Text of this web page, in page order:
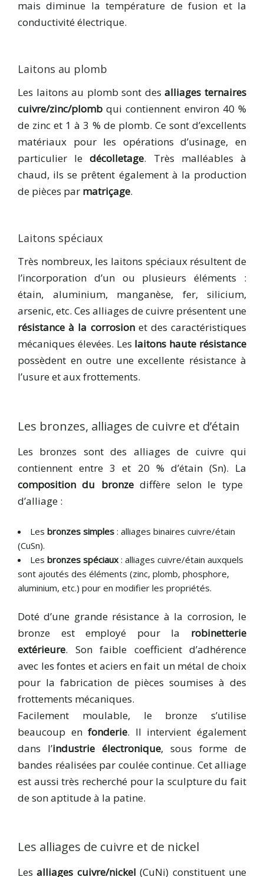
mais diminue la température de fusion et la
conductivité électrique.
Laitons au plomb
Les laitons au plomb sont desalliages ternaires
cuivre/zinc/plombqui contiennent environ 40 %
de zinc et 1 à 3 % de plomb. Ce sont d’excellents
matériaux pour les opérations d’usinage, en
particulier le décolletage. Très malléables à
chaud, ils se prêtent également à la production
de pièces par matriçage.
Laitons spéciaux
Très nombreux, les laitons spéciaux résultent de
l’incorporation d’un ou plusieurs éléments :
étain, aluminium, manganèse, fer, silicium,
arsenic, etc. Ces alliages de cuivre présentent une
résistance à la corrosion et des caractéristiques
mécaniques élevées. Les laitons haute résistance
possèdent en outre une excellente résistance à
l’usure et aux frottements.
Les bronzes, alliages de cuivre et d’étain
Les bronzes sont des alliages de cuivre qui
contiennent entre 3 et 20 % d’étain (Sn). La
composition du bronzediffère selon le type
d’alliage :
Les bronzes simples : alliages binaires cuivre/étain
(CuSn).
Les bronzes spéciaux: alliages cuivre/étain auxquels
sont ajoutés des éléments (zinc, plomb, phosphore,
aluminium, etc.) pour en modifier les propriétés.
Doté d’une grande résistance à la corrosion, le
bronze est employé pour la robinetterie
extérieure. Son faible coefficient d’adhérence
avec les fontes et aciers en fait un métal de choix
pour la fabrication de pièces soumises à des
frottements mécaniques.
Facilement moulable, le bronze s’utilise
beaucoup enfonderie. Il intervient également
dans l’industrie électronique, sous forme de
bandes réalisées par coulée continue. Cet alliage
est aussi très recherché pour la sculpture du fait
de son aptitude à la patine.
Les alliages de cuivre et de nickel
Les alliages cuivre/nickel (CuNi) constituent une